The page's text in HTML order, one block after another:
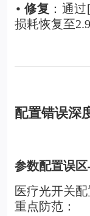
• 修复 ：通
损耗恢复至
配置错误深
参数配置误
医疗光开关
重点防范：